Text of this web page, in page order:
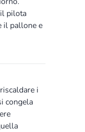
pilota
il pallone e
i
congela